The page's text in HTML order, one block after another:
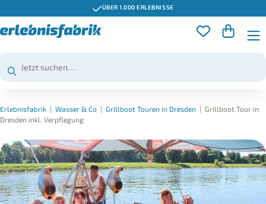
ÜBER 1.000 ERLEBNISSE
Erlebnisfabrik | Wasser & Co | Grillboot Touren in Dresden | Grillboot Tour in
Dresden inkl. Verpflegung